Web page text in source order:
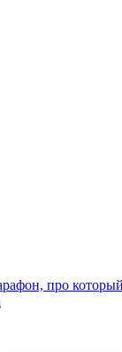
про который